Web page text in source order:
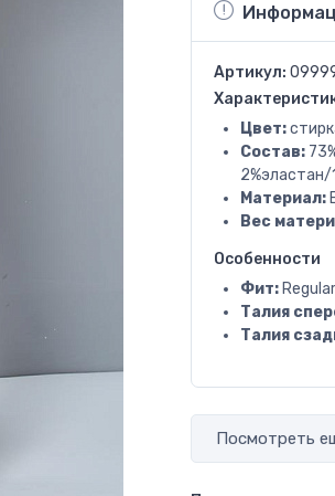
Артикул:
Цвет:
Состав:
2%эластан/
Материал:
Вес
Особенности
Фит:
Талия
Талия
Посмотреть